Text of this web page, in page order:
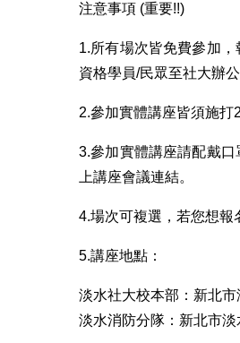
注意事項 (重要!!)
1.所有場次皆免費參加
資格學員/民眾至社大辦公
2.參加實體講座皆須施打
3.參加實體講座請配戴
上講座會議連結。
4.場次可複選，若您想報
5.講座地點：
淡水社大校本部：新北
淡水消防分隊：新北市